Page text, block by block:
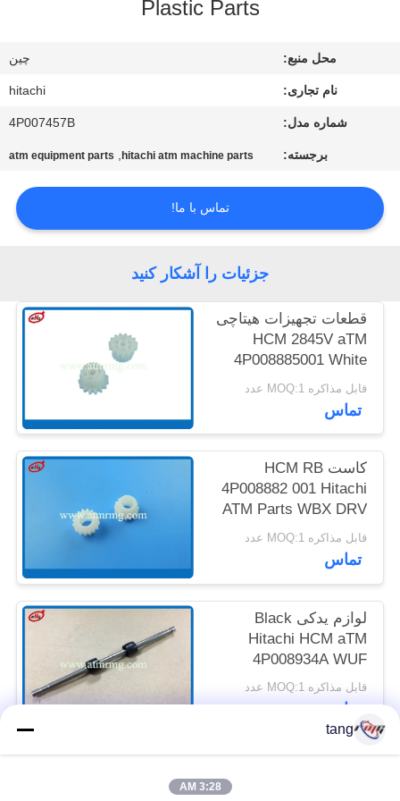
بگیرید
موارد
درخواست
نقل قول
نقشه
سایت
سیاست
حفظ
حریم
خصوصی
Plastic Parts
محل منبع: چین
نام تجاری: hitachi
شماره مدل: 4P007457B
برجسته: hitachi atm machine parts
,
atm equipment parts
تماس با ما!
جزئیات را آشکار کنید
قطعات تجهیزات هیتاچی
HCM 2845V aTM
4P008885001 White
15T 21T Gear
قابل مذاکره MOQ:1 عدد
تماس
کاست HCM RB
4P008882 001 Hitachi
ATM Parts WBX DRV
6-Z15 G
قابل مذاکره MOQ:1 عدد
تماس
لوازم یدکی Black
Hitachi HCM aTM
4P008934A WUF
IDL1.S ASSY
قابل مذاکره MOQ:1 عدد
تماس
دسته بندی های محبوب
tang
3:28 AM